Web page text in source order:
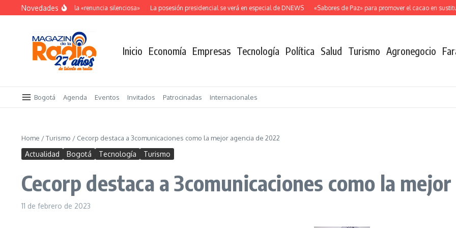
Saltar al contenido
Novedades
El costo oculto de la «renuncia silenciosa» La posesión presidencial se verá en especial de DNEWS «Sabores de Paz» para promover el cacao en
Inicio Economía Empresas Tecnología Política Salud Turismo Agronegocio
Bogotá Agenda Eventos Invitados Patrocinadas Internacionales
Home /Turismo / Cecorp destaca a 3comunicaciones como la mejor agencia de 2022
Actualidad Bogotá Tecnología Turismo
Cecorp destaca a 3comunicaciones como la
11 de febrero de 2023